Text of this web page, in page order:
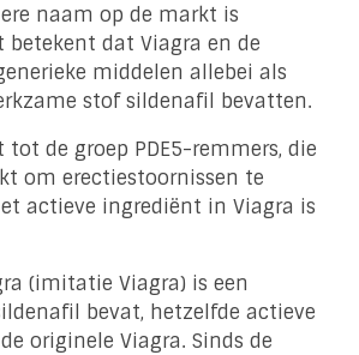
naam op de markt is
betekent dat Viagra en de
middelen allebei als
stof sildenafil bevatten.
tot de groep PDE5-remmers, die
om erectiestoornissen te
actieve ingrediënt in Viagra is
(imitatie Viagra) is een
bevat, hetzelfde actieve
originele Viagra. Sinds de